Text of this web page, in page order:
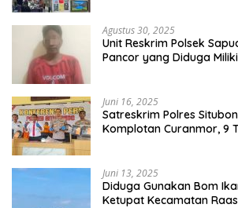
Agustus 30, 2025
Unit Reskrim Polsek
Pancor yang Diduga
Juni 16, 2025
Satreskrim Polres
Komplotan Curanmor, 9
Juni 13, 2025
Diduga Gunakan Bom
Ketupat Kecamatan